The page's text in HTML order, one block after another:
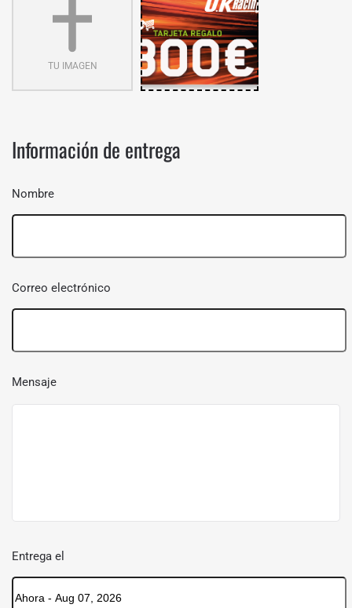
TU IMAGEN
Información de entrega
Nombre
Correo electrónico
Mensaje
Entrega el